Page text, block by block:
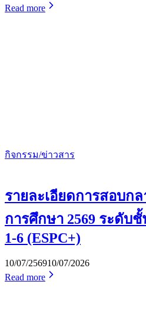
Read more
กิจกรรม/ข่าวสาร
รายละเอียดการสอบก
การศึกษา 2569 ระดับ
1-6 (ESPC+)
10/07/256910/07/2026
Read more